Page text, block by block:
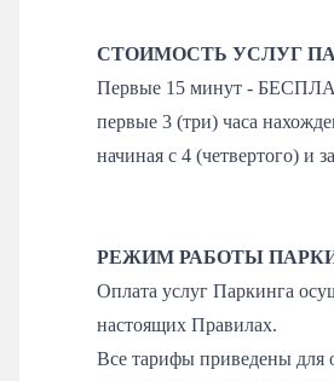
СТОИМОСТЬ УСЛУГ
Первые 15 минут -
первые 3 (три) часа
начиная с 4 (четвертого) и
РЕЖИМ РАБОТЫ
Оплата услуг Паркинга
настоящих Правилах.
Все тарифы приведены для